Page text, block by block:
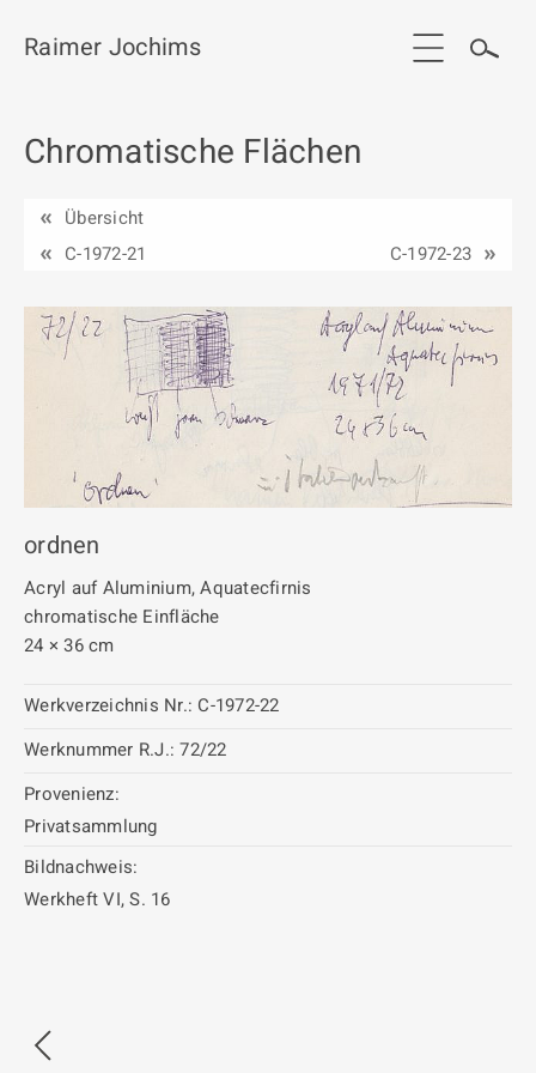
Start
Werkgruppen / Work groups
Ausstellungen
Vita
Publikationen
Raimer Jochims
Chromatische Flächen
Übersicht
C-1972-21
C-1972-23
ordnen
Acryl auf Aluminium, Aquatecfirnis
chromatische Einfläche
24 × 36 cm
Werkverzeichnis Nr.: C-1972-22
Werknummer R.J.: 72/22
Provenienz:
Privatsammlung
Bildnachweis:
Werkheft VI, S. 16